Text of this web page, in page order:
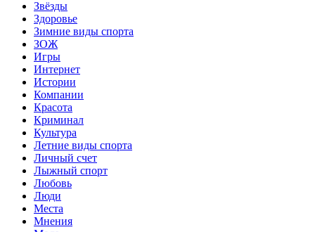
Звёзды
Здоровье
Зимние виды спорта
ЗОЖ
Игры
Интернет
Истории
Компании
Красота
Криминал
Культура
Летние виды спорта
Личный счет
Лыжный спорт
Любовь
Люди
Места
Мнения